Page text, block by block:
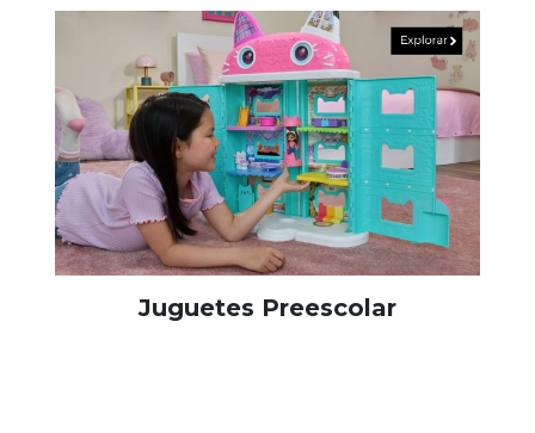
Juguetes Preescolar